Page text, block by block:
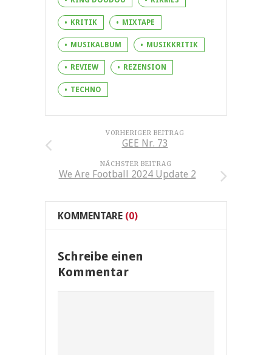
KRITIK MIXTAPE
MUSIKALBUM MUSIKKRITIK
REVIEW REZENSION
TECHNO
VORHERIGER BEITRAG
GEE Nr. 73
NÄCHSTER BEITRAG
We Are Football 2024 Update 2
KOMMENTARE (0)
Schreibe einen
Kommentar